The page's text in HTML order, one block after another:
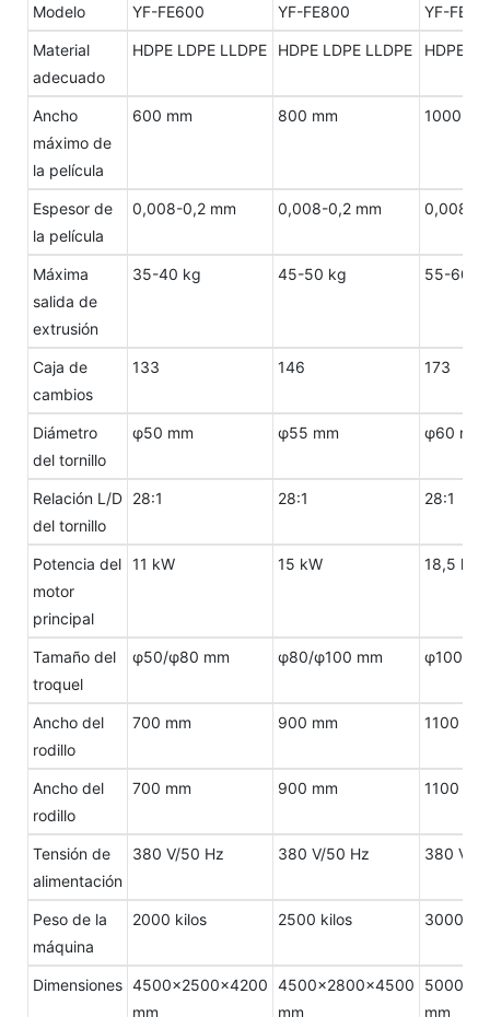
Modelo YF-FE600 YF-FE800 YF-
Material
adecuado
HDPE LDPE LLDPE HDPE LDPE LLDPE HDPE
Ancho
máximo de
la película
600 mm 800 mm 1000
Espesor de
la película
0,008-0,2 mm 0,008-0,2 mm 0,008-
Máxima
salida de
extrusión
35-40 kg 45-50 kg 55-60
Caja de
cambios
133 146 173
Diámetro
del tornillo
φ50 mm φ55 mm φ60 mm
Relación L/D
del tornillo
28:1 28:1 28:1
Potencia del
motor
principal
11 kW 15 kW 18,5 kW
Tamaño del
troquel
φ50/φ80 mm φ80/φ100 mm φ100/
Ancho del
rodillo
700 mm 900 mm 1100 mm
Ancho del
rodillo
700 mm 900 mm 1100 mm
Tensión de
alimentación
380 V/50 Hz 380 V/50 Hz 380 V/
Peso de la
máquina
2000 kilos 2500 kilos 3000
Dimensiones 4500×2500×4200
mm
4500×2800×4500
mm
mm